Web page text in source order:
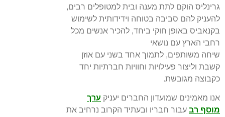
גרינליס הוקם לתת מענה ובית למטופלים רבים,
להעניק להם סביבה בטוחה וידידותית לשימוש
בקנאביס באופן חוקי ביחד, להכיר אנשים מכל
רחבי הארץ עם נושאי
שיחה משותפים, לתמוך אחד בשני עם אוזן
קשבת וליצור פעילויות וחוויות חברתיות יחד
כקבוצה מגובשת.
אנו מאמינים שמועדון החברים יעניק ערך
מוסף רב עבור חבריו ובעתיד הקרוב נרחיב את